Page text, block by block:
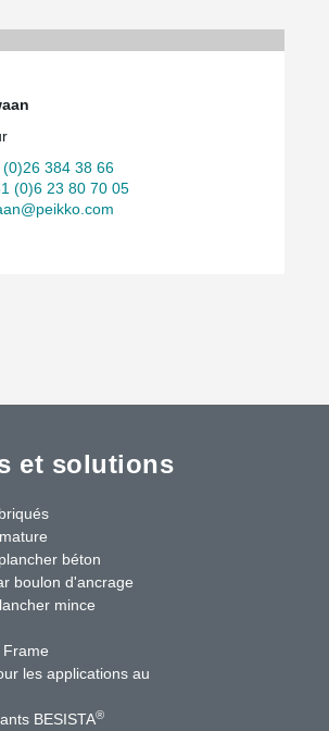
(0)26 384 38 66
(0)6 23 80 70 05
et solutions
béton
boulon d'ancrage
mince
Frame
les applications au
BESISTA®